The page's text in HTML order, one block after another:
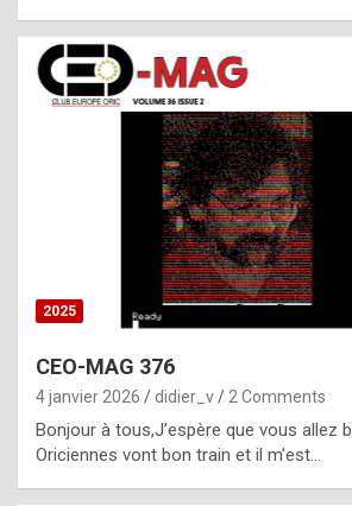
c
h
i
s
t
o
r
p
e
c
i
2025
CEO-MAG 376
4 janvier 2026 didier_v 2 Comments
Bonjour à tous,J’espère que vous allez
Oriciennes vont bon train et il m’est…